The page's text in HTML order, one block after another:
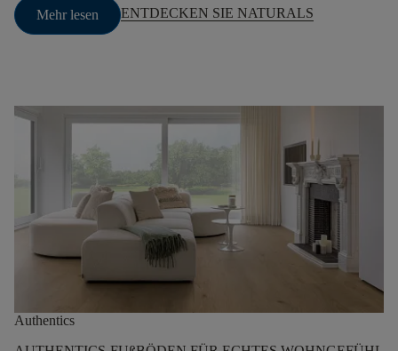
Mehr lesen ENTDECKEN SIE NATURALS
Authentics